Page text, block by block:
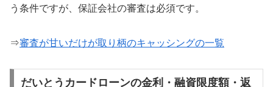
う条件ですが、保証会社の審査は必須です。
⇒審査が甘いだけが取り柄のキャッシングの一覧
だいとうカードローンの金利・融資限度額・返